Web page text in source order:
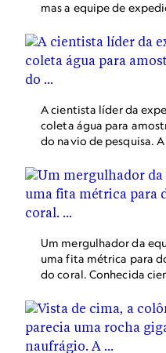
mas a equipe de
nessa colônia.
A cientista líder da
coleta água para
do navio de pesquisa.
de DNA ambiental
pesquisadores mais
condições em que o
Um mergulhador da
uma fita métrica para
do coral. Conhecida
de coral do ombro
que lembram os ossos